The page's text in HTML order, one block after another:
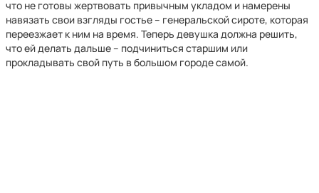
что не готовы жертвовать привычным укладом и намерены
навязать свои взгляды гостье – генеральской сироте, которая
переезжает к ним на время. Теперь девушка должна решить,
что ей делать дальше – подчиниться старшим или
прокладывать свой путь в большом городе самой.